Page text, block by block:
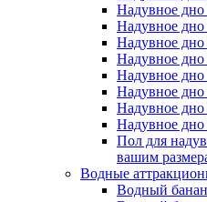
Надувное дно
Надувное дно
Надувное дно
Надувное дно
Надувное дно
Надувное дно
Надувное дно
Надувное дно
Пол для
вашим
Водные
Водный банан